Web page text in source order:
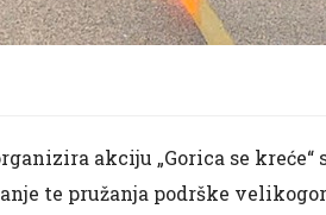
akciju „Gorica se kreće“
te pružanja podrške